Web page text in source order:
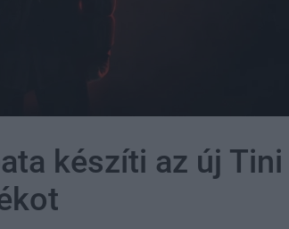
készíti az új Tini